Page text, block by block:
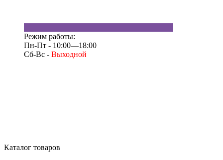
Режим работы:
Пн-Пт - 10:00—18:00
Сб-Вс - Выходной
Каталог товаров